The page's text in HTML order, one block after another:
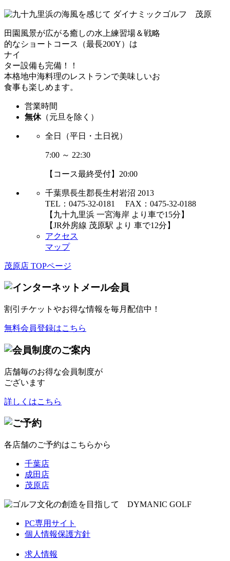
田園風景が広がる癒しの水上練習場＆戦略
的なショートコース（最長200Y）は
ナイ
ター設備も完備！！
本格地中海料理のレストランで美味しいお
食事も楽しめます。
営業時間
無休（元旦を除く）
全日（平日・土日祝）
7:00 ～ 22:30
【コース最終受付】20:00
千葉県長生郡長生村岩沼 2013
TEL：0475-32-0181 FAX：0475-32-0188
【九十九里浜 一宮海岸 より車で15分】
【JR外房線 茂原駅 より 車で12分】
アクセス
マップ
茂原店 TOPページ
割引チケット やお得な情報を毎月配信中！
無料会員登録はこちら
店舗毎のお得な会員制度が
ございます
詳しくはこちら
各店舗のご予約はこちらから
千葉店
成田店
茂原店
PC専用サイト
個人情報保護方針
求人情報